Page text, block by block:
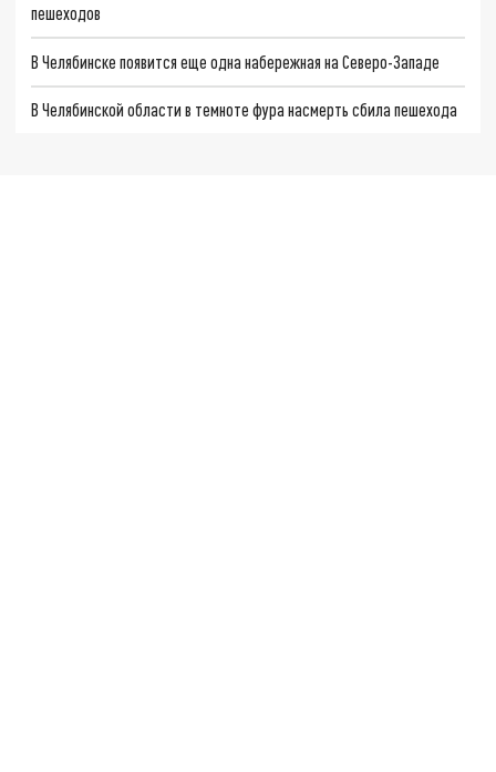
пешеходов
В Челябинске появится еще одна набережная на Северо-Западе
В Челябинской области в темноте фура насмерть сбила пешехода